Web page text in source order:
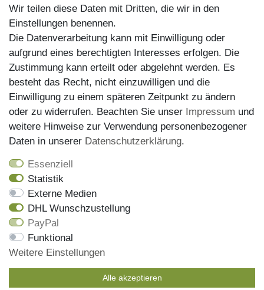
Versand
Wir haben alle Artikel auf Lager und liefern mit unserem
Versandpartner DHL
Bestellungen die bis 13 Uhr eingehen, werden noch am
gleichen Tag versendet, die Sendungsnummer erhalen Sie
mit der Versandbestätigung per Email
Wir teilen diese Daten mit Dritten, die wir in den
Einstellungen benennen.
Die Datenverarbeitung kann mit Einwilligung oder
aufgrund eines berechtigten Interesses erfolgen. Die
Zustimmung kann erteilt oder abgelehnt werden. Es
besteht das Recht, nicht einzuwilligen und die
Einwilligung zu einem späteren Zeitpunkt zu ändern
oder zu widerrufen. Beachten Sie unser Impressum und
weitere Hinweise zur Verwendung personenbezogener
Daten in unserer Daten­schutz­erklärung.
Essenziell
Statistik
Externe Medien
DHL Wunschzustellung
PayPal
Funktional
Weitere Einstellungen
Alle akzeptieren